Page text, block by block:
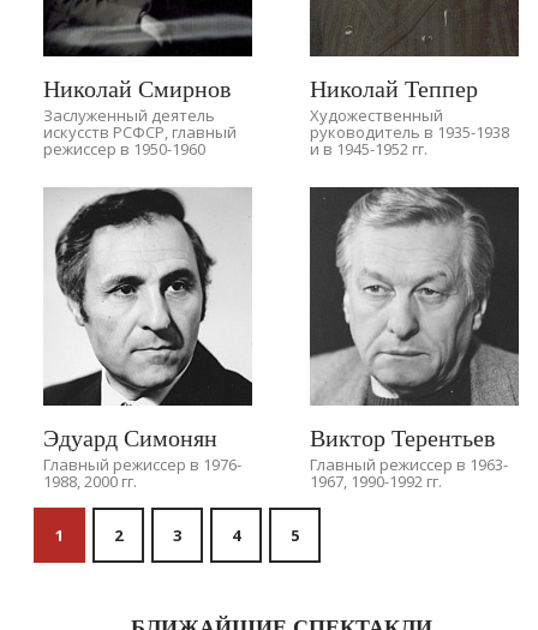
Николай Смирнов
Заслуженный деятель
искусств РСФСР, главный
режиссер в 1950-1960
Николай Теппер
Художественный
руководитель в 1935-1938
и в 1945-1952 гг.
Эдуард Симонян
Главный режиссер в 1976-
1988, 2000 гг.
Виктор Терентьев
Главный режиссер в 1963-
1967, 1990-1992 гг.
1 2 3 4 5